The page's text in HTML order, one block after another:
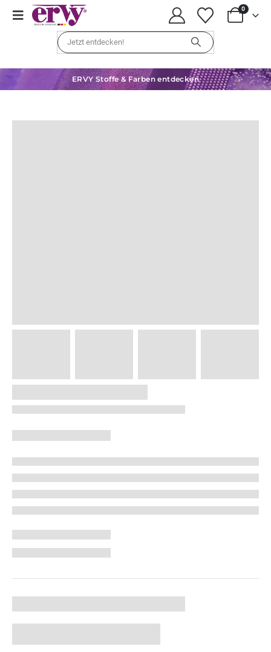
0
ERVY Stoffe & Farben entdecken